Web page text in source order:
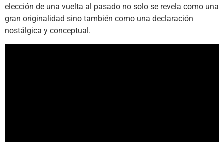
elección de una vuelta al pasado no solo se revela como una
gran originalidad sino también como una declaración
nostálgica y conceptual.